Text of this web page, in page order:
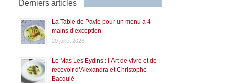
Derniers articles
La Table de Pavie pour un menu à 4
mains d’exception
20 juillet 2026
Le Mas Les Eydins : l’Art de vivre et de
recevoir d’Alexandra et Christophe
Bacquié